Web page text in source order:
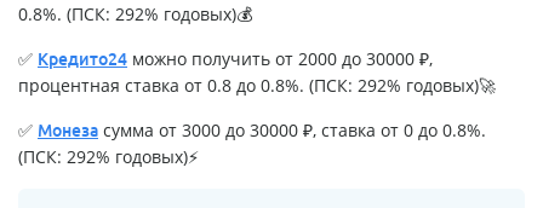
0.8%. (ПСК: 292% годовых)💰
✅ Кредито24 можно получить от 2000 до 30000 ₽,
процентная ставка от 0.8 до 0.8%. (ПСК: 292% годовых)🚀
✅ Монеза сумма от 3000 до 30000 ₽, ставка от 0 до 0.8%.
(ПСК: 292% годовых)⚡